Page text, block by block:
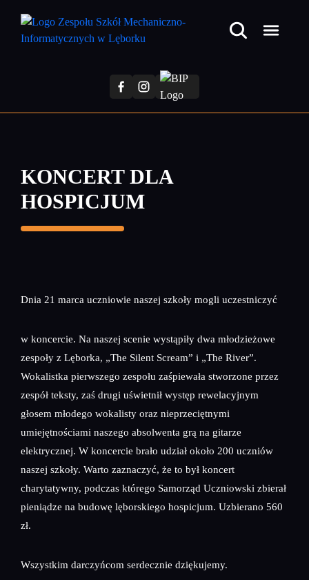
treści
KONCERT DLA
HOSPICJUM
Dnia 21 marca uczniowie naszej szkoły mogli uczestniczyć
w koncercie. Na naszej scenie wystąpiły dwa młodzieżowe
zespoły z Lęborka, „The Silent Scream” i „The River”.
Wokalistka pierwszego zespołu zaśpiewała stworzone przez
zespół teksty, zaś drugi uświetnił występ rewelacyjnym
głosem młodego wokalisty oraz nieprzeciętnymi
umiejętnościami naszego absolwenta grą na gitarze
elektrycznej. W koncercie brało udział około 200 uczniów
naszej szkoły. Warto zaznaczyć, że to był koncert
charytatywny, podczas którego Samorząd Uczniowski zbierał
pieniądze na budowę lęborskiego hospicjum. Uzbierano 560
zł.
Wszystkim darczyńcom serdecznie dziękujemy.